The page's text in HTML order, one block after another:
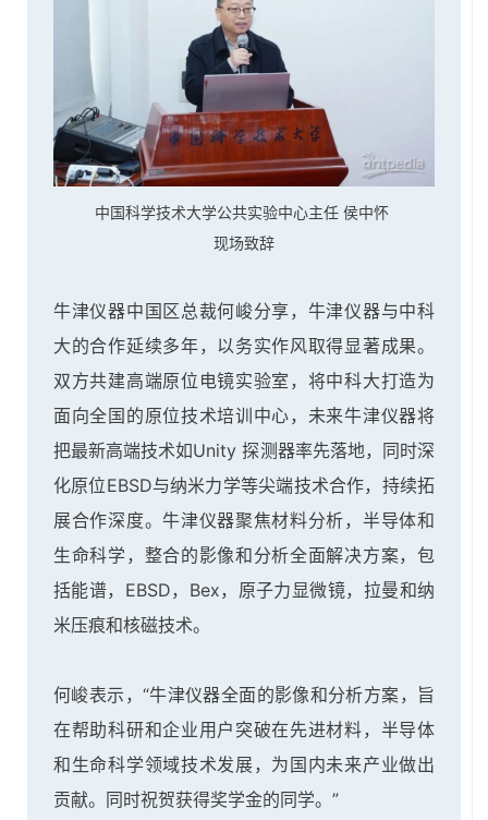
中国科学技术大学公共实验中心主任 侯中怀
现场致辞
牛津仪器中国区总裁何峻分享，牛津仪器与中科
大的合作延续多年，以务实作风取得显著成果。
双方共建高端原位电镜实验室，将中科大打造为
面向全国的原位技术培训中心，未来牛津仪器将
把最新高端技术如Unity 探测器率先落地，同时深
化原位EBSD与纳米力学等尖端技术合作，持续拓
展合作深度。牛津仪器聚焦材料分析，半导体和
生命科学，整合的影像和分析全面解决方案，包
括能谱，EBSD，Bex，原子力显微镜，拉曼和纳
米压痕和核磁技术。
何峻表示，“牛津仪器全面的影像和分析方案，旨
在帮助科研和企业用户突破在先进材料，半导体
和生命科学领域技术发展，为国内未来产业做出
贡献。同时祝贺获得奖学金的同学。”